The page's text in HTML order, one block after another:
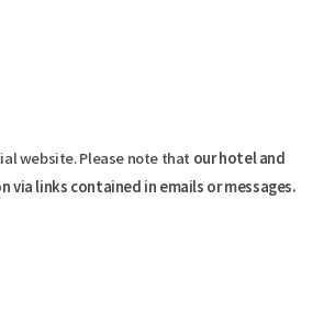
website.​ Please note that our hotel and
links contained in emails or messages.